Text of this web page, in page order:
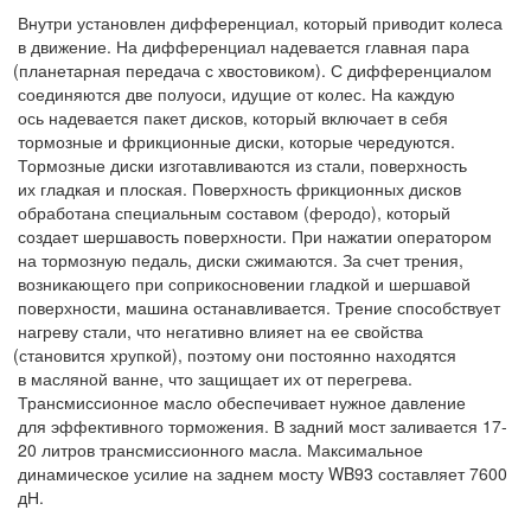
Внутри установлен дифференциал, который приводит колеса
в движение. На дифференциал надевается главная пара
(планетарная передача с хвостовиком). С дифференциалом
соединяются две полуоси, идущие от колес. На каждую
ось надевается пакет дисков, который включает в себя
тормозные и фрикционные диски, которые чередуются.
Тормозные диски изготавливаются из стали, поверхность
их гладкая и плоская. Поверхность фрикционных дисков
обработана специальным составом (феродо), который
создает шершавость поверхности. При нажатии оператором
на тормозную педаль, диски сжимаются. За счет трения,
возникающего при соприкосновении гладкой и шершавой
поверхности, машина останавливается. Трение способствует
нагреву стали, что негативно влияет на ее свойства
(становится хрупкой), поэтому они постоянно находятся
в масляной ванне, что защищает их от перегрева.
Трансмиссионное масло обеспечивает нужное давление
для эффективного торможения. В задний мост заливается 17-
20 литров трансмиссионного масла. Максимальное
динамическое усилие на заднем мосту WB93 составляет 7600
дН.